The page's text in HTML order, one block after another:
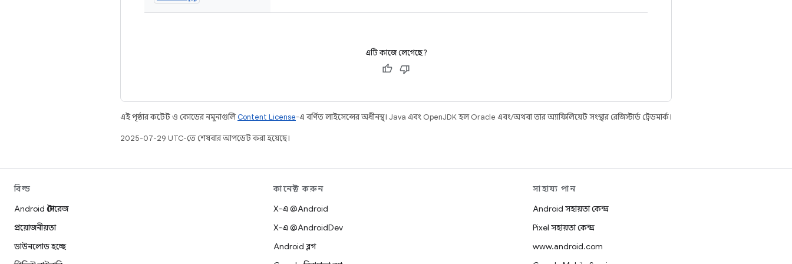
এটি কাজে লেগেছে?
এই পৃষ্ঠার কন্টেন্ট ও কোডের নমুনাগুলিContent License-এ বর্ণিত লাইসেন্সের অধীনস্থ। Java এবং OpenJDK হল Oracle এবং/অথবা তার অ্যাফিলিয়েট সংস্থার রেজিস্টার্ড ট্রেডমার্ক।
2025-07-29 UTC-তে শেষবার আপডেট করা হয়েছে।
বিল্ড
Android স্টোরেজ
প্রয়োজনীয়তা
ডাউনলোড হচ্ছে
কানেক্ট করুন
X-এ @Android
X-এ @AndroidDev
Android ব্লগ
সাহায্য পান
Android সহায়তা কেন্দ্র
Pixel সহায়তা কেন্দ্র
www.android.com